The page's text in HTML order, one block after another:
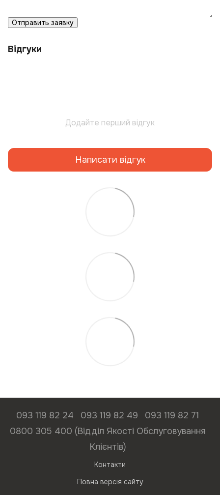
Отправить заявку
Відгуки
Додайте перший відгук
Написати відгук
093 119 82 24 093 119 82 49
093 119 82 71
0800 305 400 (Відділ Якості Обслуговування
Клієнтів)
Контакти
Повна версія сайту